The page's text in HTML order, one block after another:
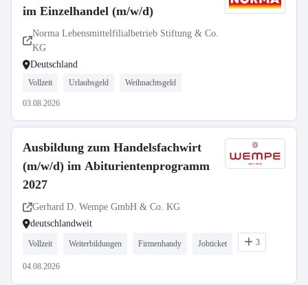
im Einzelhandel (m/w/d)
Norma Lebensmittelfilialbetrieb Stiftung & Co.
KG
Deutschland
Vollzeit Urlaubsgeld Weihnachtsgeld
03.08.2026
Ausbildung zum Handelsfachwirt
(m/w/d) im Abiturientenprogramm
2027
Gerhard D. Wempe GmbH & Co. KG
deutschlandweit
Vollzeit Weiterbildungen Firmenhandy Jobticket 3
04.08.2026